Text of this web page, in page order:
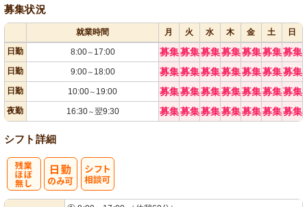
募集状況
就業時間 月 火 水 木 金 土
日
日勤
8:00～ 17:00 募集募集募集募集募集募集募集
日勤 9:00～ 18:00 募集募集募集募集募集募集募集
日勤 10:00～ 19:00 募集募集募集募集募集募集募集
夜勤 16:30～翌9:30 募集募集募集募集募集募集募集
シフト詳細